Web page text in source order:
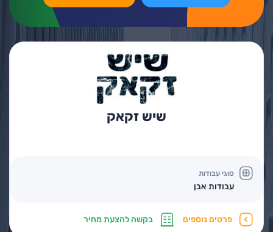
שיש זקאק
סוגי עבודות
עבודות אבן
פרטים נוספים בקשה להצעת מחיר